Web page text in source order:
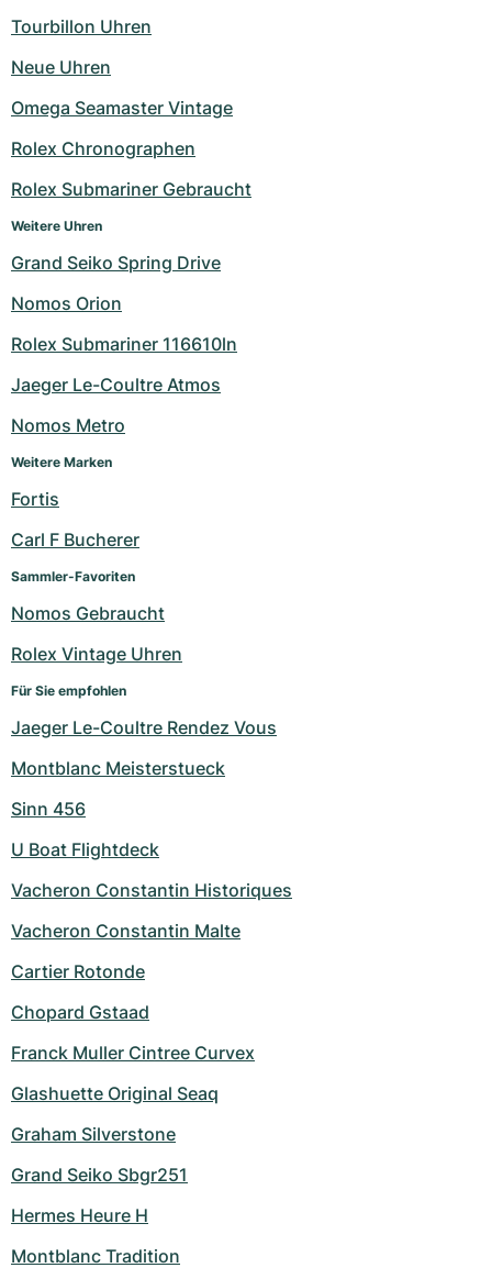
Tourbillon Uhren
Neue Uhren
Omega Seamaster Vintage
Rolex Chronographen
Rolex Submariner Gebraucht
Weitere Uhren
Grand Seiko Spring Drive
Nomos Orion
Rolex Submariner 116610ln
Jaeger Le-Coultre Atmos
Nomos Metro
Weitere Marken
Fortis
Carl F Bucherer
Sammler-Favoriten
Nomos Gebraucht
Rolex Vintage Uhren
Für Sie empfohlen
Jaeger Le-Coultre Rendez Vous
Montblanc Meisterstueck
Sinn 456
U Boat Flightdeck
Vacheron Constantin Historiques
Vacheron Constantin Malte
Cartier Rotonde
Chopard Gstaad
Franck Muller Cintree Curvex
Glashuette Original Seaq
Graham Silverstone
Grand Seiko Sbgr251
Hermes Heure H
Montblanc Tradition